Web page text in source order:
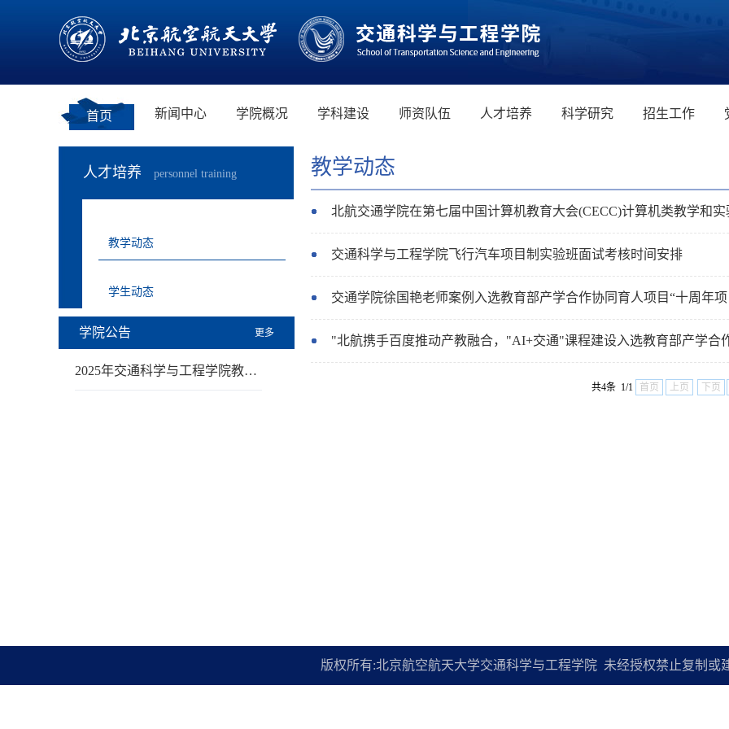
首页 新闻中心 学院概况 学科建设 师资队伍 人才培养 科学研究 招生工作
人才培养 personnel training
教学动态
学生动态
学院公告 更多
2025年交通科学与工程学院教…
教学动态
北航交通学院在第七届中国计算机教育大会(CECC)计算机类教学和
交通科学与工程学院飞行汽车项目制实验班面试考核时间安排
交通学院徐国艳老师案例入选教育部产学合作协同育人项目“十周年
"北航携手百度推动产教融合，"AI+交通"课程建设入选教育部产学合
共4条 1/1 首页 上页 下页
版权所有:北京航空航天大学交通科学与工程学院 未经授权禁止复制或